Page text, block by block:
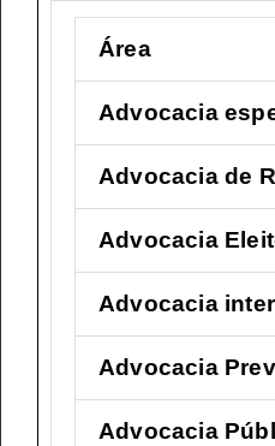
Área
Advocacia
Advocacia de
Advocacia
Advocacia
Advocacia
Advocacia